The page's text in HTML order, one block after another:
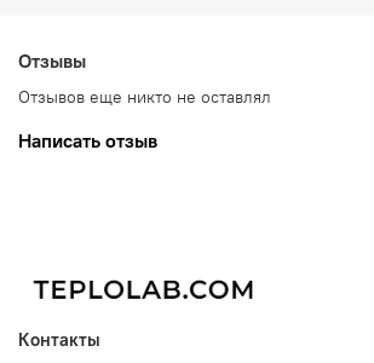
Отзывы
Отзывов еще никто не оставлял
Написать отзыв
Контакты